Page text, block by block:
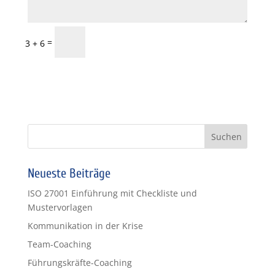
3 + 6 =
Neueste Beiträge
ISO 27001 Einführung mit Checkliste und
Mustervorlagen
Kommunikation in der Krise
Team-Coaching
Führungskräfte-Coaching